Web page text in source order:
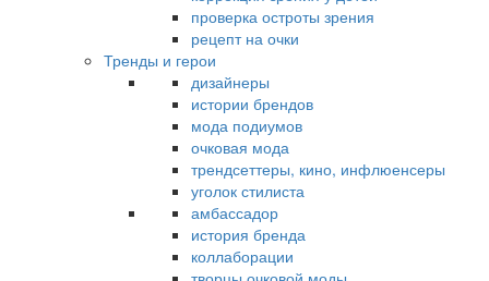
проверка остроты зрения
рецепт на очки
Тренды и герои
дизайнеры
истории брендов
мода подиумов
очковая мода
трендсеттеры, кино, инфлюенсеры
уголок стилиста
амбассадор
история бренда
коллаборации